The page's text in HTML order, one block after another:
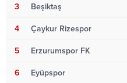
3 Beşiktaş
4 Çaykur Rizespor
5 Erzurumspor FK
6 Eyüpspor